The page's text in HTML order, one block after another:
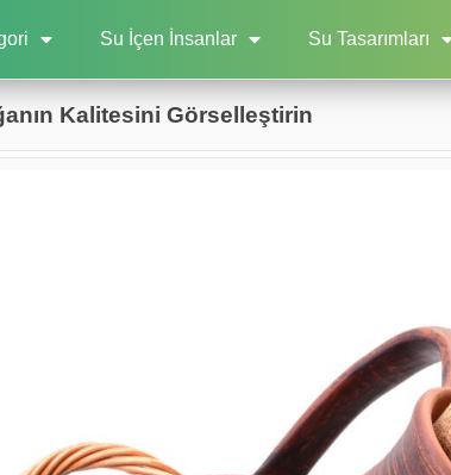
Su İçen İnsanlar Su Tasarımları
Kalitesini Görselleştirin